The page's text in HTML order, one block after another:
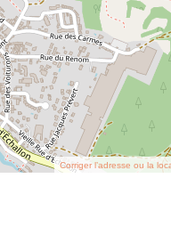
Corriger l’adresse ou la